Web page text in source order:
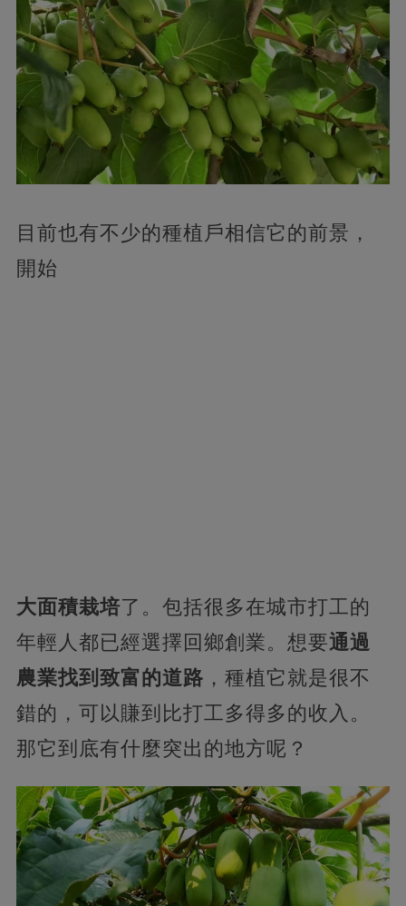
目前也有不少的種植戶相信它的前景，
開始
大面積栽培了。包括很多在城市打工的
年輕人都已經選擇回鄉創業。想要通過
農業找到致富的道路 ，種植它就是很不
錯的，可以賺到比打工多得多的收入。
那它到底有什麼突出的地方呢？